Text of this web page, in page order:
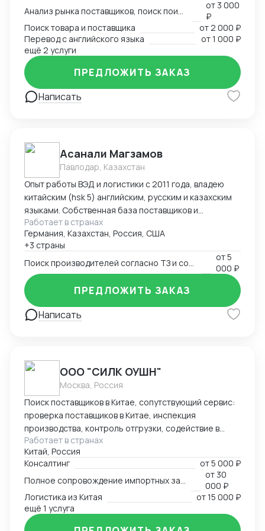
подготовку полного пакета документов. 🎯 Ценю
задачи, где нужна не просто перевозка, а
проработка схемы: подбор кодов ТН ВЭД, расчёт
таможенных платежей, оптимизация валютных
переводов, сертификация, подготовка документов
для ФТС и банка. Готов брать как разовые
консультации и аудит действующих схем, так и
полное сопровождение поставок «под ключ».
от 3 000
₽
Поиск товара и поставщика
от2 000 ₽
Перевод с английского языка
от1 000 ₽
ещё 2 услуги
Написать
ПРЕДЛОЖИТЬ ЗАКАЗ
Асанали Магзамов
Павлодар, Казахстан
Опыт работы ВЭД и логистики с 2011 года, владею
китайским (hsk 5) английским, русским и казахским
языками. Собственная база поставщиков и
инспекторов для контроля качества. Опыт ведения
переговоров для получения оптимальных условий.
Работает в странах
Германия, Казахстан, Россия, США
+3 страны
от5
000 ₽
Написать
ПРЕДЛОЖИТЬ ЗАКАЗ
ООО "СИЛК ОУШН"
Москва, Россия
Поиск поставщиков в Китае, сопутствующий сервис:
проверка поставщиков в Китае, инспекция
производства, контроль отгрузки, содействие в
заключении контрактов. Организация логистики
всеми видами транспорта, содействие в
таможенном оформлении, сервисная логистика
"door to door". Опыт работы более 15 лет, широкая
номенклатура грузов.
Работает в странах
Китай, Россия
Консалтинг
от5 000 ₽
от 30
000 ₽
Логистика из Китая
от15 000 ₽
ещё 1 услуга